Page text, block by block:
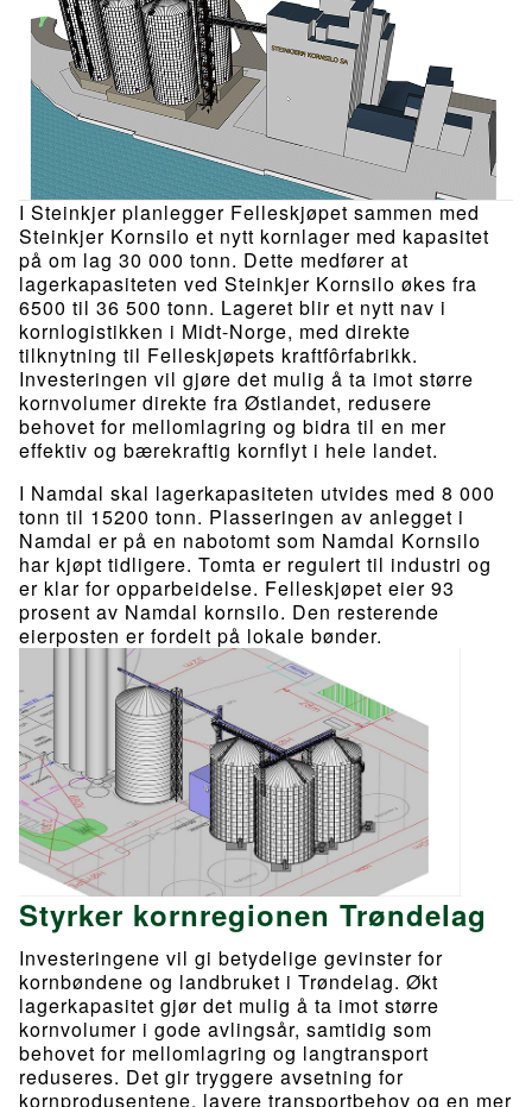
I Steinkjer planlegger Felleskjøpet sammen med
Steinkjer Kornsilo et nytt kornlager med kapasitet
på om lag 30 000 tonn. Dette medfører at
lagerkapasiteten ved Steinkjer Kornsilo økes fra
6500 til 36 500 tonn. Lageret blir et nytt nav i
kornlogistikken i Midt-Norge, med direkte
tilknytning til Felleskjøpets kraftfôrfabrikk.
Investeringen vil gjøre det mulig å ta imot større
kornvolumer direkte fra Østlandet, redusere
behovet for mellomlagring og bidra til en mer
effektiv og bærekraftig kornflyt i hele landet.
I Namdal skal lagerkapasiteten utvides med 8 000
tonn til 15200 tonn. Plasseringen av anlegget i
Namdal er på en nabotomt som Namdal Kornsilo
har kjøpt tidligere. Tomta er regulert til industri og
er klar for opparbeidelse. Felleskjøpet eier 93
prosent av Namdal kornsilo. Den resterende
eierposten er fordelt på lokale bønder.
Styrker kornregionen Trøndelag
Investeringene vil gi betydelige gevinster for
kornbøndene og landbruket i Trøndelag. Økt
lagerkapasitet gjør det mulig å ta imot større
kornvolumer i gode avlingsår, samtidig som
behovet for mellomlagring og langtransport
reduseres. Det gir tryggere avsetning for
kornprodusentene, lavere transportbehov og en mer